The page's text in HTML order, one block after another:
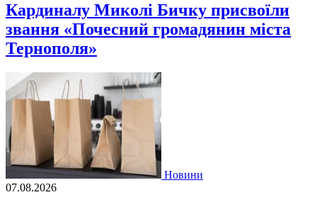
Кардиналу Миколі Бичку присвоїли
звання «Почесний громадянин міста
Тернополя»
Новини
07.08.2026